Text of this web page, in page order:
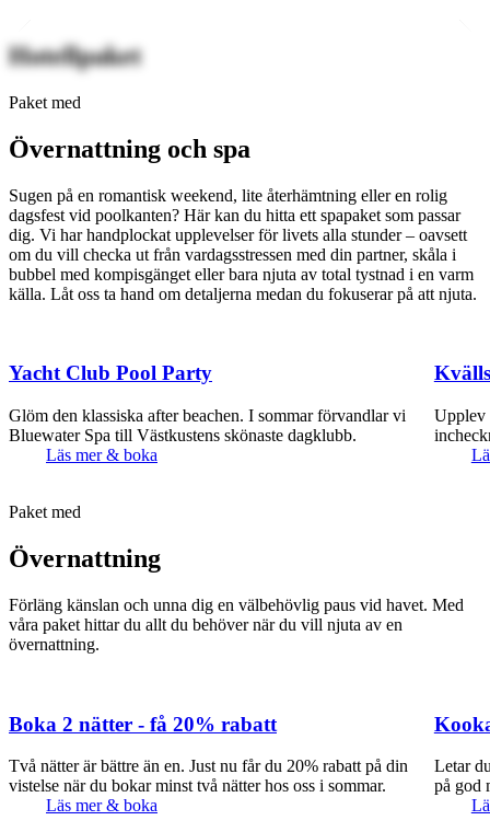
Hotellpaket
Paket med
Övernattning och spa
Sugen på en romantisk weekend, lite återhämtning eller en rolig
dagsfest vid poolkanten? Här kan du hitta ett spapaket som passar
dig. Vi har handplockat upplevelser för livets alla stunder – oavsett
om du vill checka ut från vardagsstressen med din partner, skåla i
bubbel med kompisgänget eller bara njuta av total tystnad i en varm
källa. Låt oss ta hand om detaljerna medan du fokuserar på att njuta.
Yacht Club Pool Party
Glöm den klassiska after beachen. I sommar förvandlar vi
Bluewater Spa till Västkustens skönaste dagklubb.
Läs mer & boka
Upplev
Paket med
Övernattning
Förläng känslan och unna dig en välbehövlig paus vid havet. Med
våra paket hittar du allt du behöver när du vill njuta av en
övernattning.
Boka 2 nätter - få 20% rabatt
Två nätter är bättre än en. Just nu får du 20% rabatt på din
vistelse när du bokar minst två nätter hos oss i sommar.
Läs mer & boka
Letar
på god